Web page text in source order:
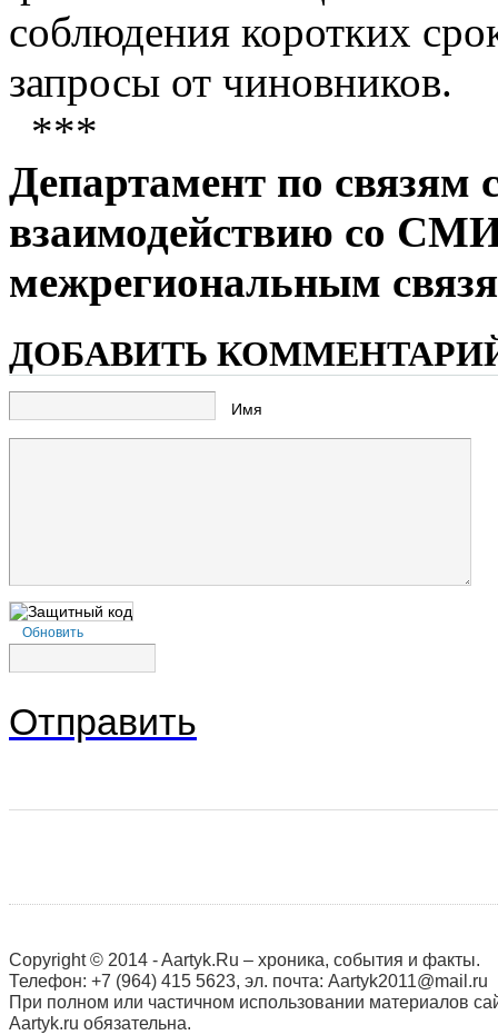
соблюдения коротких
запросы от чиновников.
***
Департамент по связям
взаимодействию со
межрегиональным
ДОБАВИТЬ
Имя
Обновить
Отправить
Copyright © 2014 - Aartyk.Ru – хроника, события и факты.
Телефон: +7 (964) 415 5623, эл. почта: Aartyk2011@mail.ru
При полном или частичном использовании материалов
Aartyk.ru oбязательна.